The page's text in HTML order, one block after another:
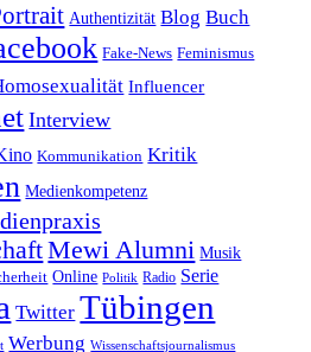
Authentizität Blog Buch
Fake-News Feminismus
Influencer
Interview
Kommunikation Kritik
Medienkompetenz
Mewi Alumni Musik
Online Politik Radio Serie
Twitter Tübingen
Werbung Wissenschaftsjournalismus